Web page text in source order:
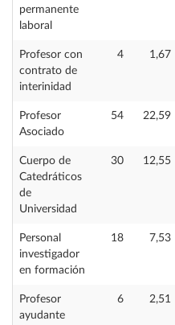
permanente
laboral
Profesor con
contrato de
interinidad
4 1,67
Profesor
Asociado
54 22,59
Cuerpo de
Catedráticos
de
Universidad
30 12,55
Personal
investigador
en formación
18 7,53
Profesor
ayudante
6 2,51